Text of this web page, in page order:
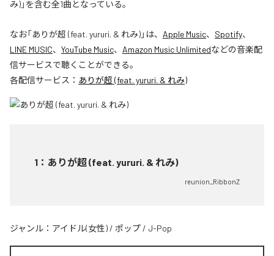
み)」を含む全1曲となっている。
なお「ありが超 (feat. yururi. & れみ)」は、 Apple Music、 Spotify、
LINE MUSIC、 YouTube Music、 Amazon Music Unlimitedなどの音楽配
信サービスで聴くことができる。
各配信サービス： ありが超 (feat. yururi. & れみ)
1 ： ありが超 (feat. yururi. & れみ)
reunion_RibbonZ
ジャンル： アイドル(女性) / ポップ / J-Pop